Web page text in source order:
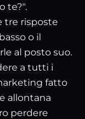
te?".
tre risposte
o il
al posto suo.
a tutti i
fatto
allontana
perdere